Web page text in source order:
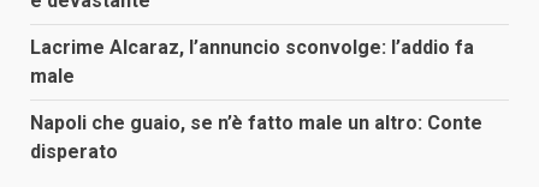
Lacrime Alcaraz, l’annuncio sconvolge: l’addio fa
male
Napoli che guaio, se n’è fatto male un altro: Conte
disperato